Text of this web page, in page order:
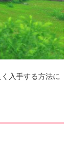
入手する方法に